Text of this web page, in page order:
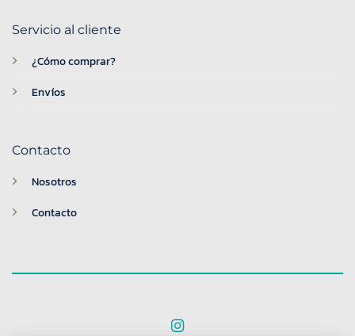
Servicio al cliente
¿Cómo comprar?
Envíos
Contacto
Nosotros
Contacto